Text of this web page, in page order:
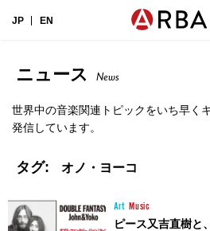
JP EN
ニュース News
世界中の音楽関連トピックをいち早く
発信しています。
タグ: オノ・ヨーコ
Art Music
ピース又吉直樹と